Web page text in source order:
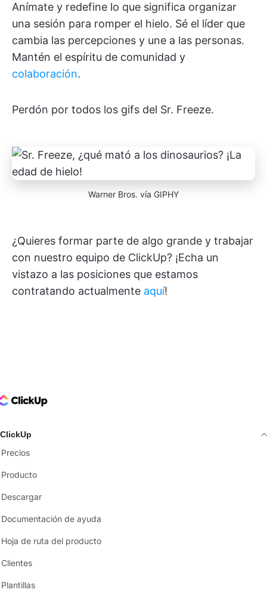
Anímate y redefine lo que significa organizar
una sesión para romper el hielo. Sé el líder que
cambia las percepciones y une a las personas.
Mantén el espíritu de comunidad y
colaboración.
Perdón por todos los gifs del Sr. Freeze.
Warner Bros. vía GIPHY
¿Quieres formar parte de algo grande y trabajar
con nuestro equipo de ClickUp? ¡Echa un
vistazo a las posiciones que estamos
contratando actualmente aquí!
Logo
ClickUp
Precios
Producto
Descargar
Documentación de ayuda
Hoja de ruta del producto
Clientes
Plantillas